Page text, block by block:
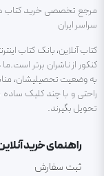
مرجع تخصصی خرید کتاب
سراسر ایران
کتاب آنلاین، بانک کتاب
کنکور از ناشران برتر
به وضعیت تحصیلیشان،
راحتی و با چند کلیک ساده
تحویل بگیرند.
راهنمای خرید
ثبت سفارش